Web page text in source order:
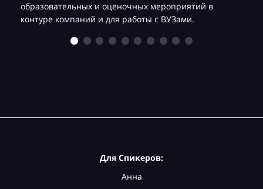
образовательных и оценочных мероприятий в
контуре компаний и для работы с ВУЗами.
Для Спикеров:
Анна